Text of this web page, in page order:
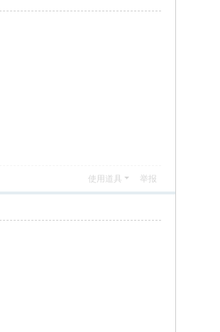
使用道具 举报